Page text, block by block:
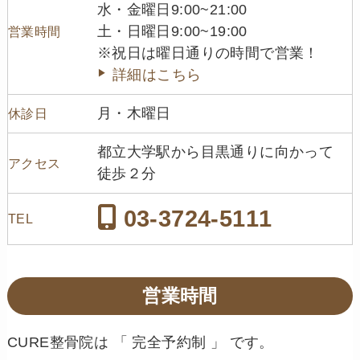
営業時間
水・金曜日9:00~21:00
土・日曜日9:00~19:00
※祝日は曜日通りの時間で営業！
詳細はこちら
休診日 月・木曜日
アクセス
都立大学駅から目黒通りに向かって
徒歩２分
TEL 03-3724-5111
営業時間
CURE整骨院は 「 完全予約制 」 です。